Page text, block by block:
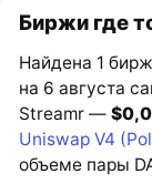
Биржи где
Найдена 1
на 6 августа
Streamr —
Uniswap V4
объеме пары